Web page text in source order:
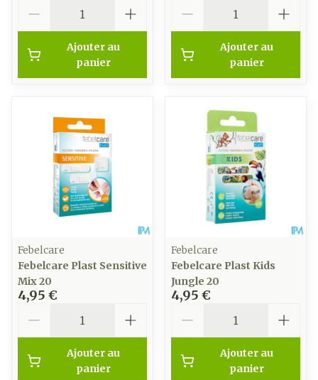
Ajouter au
panier
Ajouter au
panier
Febelcare
Febelcare Plast Sensitive
Mix 20
4,95 €
Ajouter au
panier
Febelcare
Febelcare Plast Kids
Jungle 20
4,95 €
Ajouter au
panier